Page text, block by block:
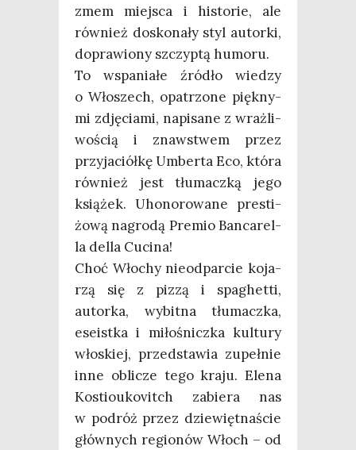
zmem miej­sca i histo­rie, ale
rów­nież dosko­na­ły styl autor­ki,
dopra­wio­ny szczyp­tą humoru.
To wspa­nia­łe źró­dło wie­dzy
o Wło­szech, opa­trzo­ne pięk­ny­
mi zdję­cia­mi, napi­sa­ne z wraż­li­
wo­ścią i znaw­stwem przez
przy­ja­ciół­kę Umber­ta Eco, któ­ra
rów­nież jest tłu­macz­ką jego
ksią­żek. Uho­no­ro­wa­ne pre­sti­
żo­wą nagro­dą Pre­mio Ban­ca­rel­
la del­la Cucina!
Choć Wło­chy nie­od­par­cie koja­
rzą się z piz­zą i spa­ghet­ti,
autor­ka, wybit­na tłu­macz­ka,
ese­ist­ka i miło­śnicz­ka kul­tu­ry
wło­skiej, przed­sta­wia zupeł­nie
inne obli­cze tego kra­ju. Ele­na
Kostio­uko­vitch zabie­ra nas
w podróż przez dzie­więt­na­ście
głów­nych regio­nów Włoch – od